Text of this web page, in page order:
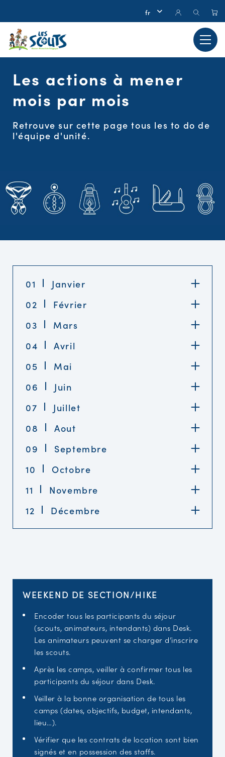
Les actions à mener
mois par mois
Retrouve sur cette page tous les to do de
l'équipe d'unité.
01
Janvier
02
Février
03
Mars
04
Avril
05
Mai
06
Juin
07
Juillet
08
Aout
09
Septembre
10
Octobre
11
Novembre
12
Décembre
WEEKEND DE SECTION/HIKE
Encoder tous les participants du séjour
(scouts, animateurs, intendants) dans Desk.
Les animateurs peuvent se charger d’inscrire
les scouts.
Après les camps, veiller à confirmer tous les
participants du séjour dans Desk.
Veiller à la bonne organisation de tous les
camps (dates, objectifs, budget, intendants,
lieu…).
Vérifier que les contrats de location sont bien
signés et en possession des staffs.